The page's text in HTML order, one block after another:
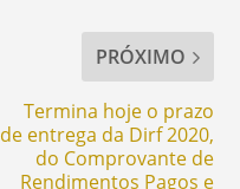
PRÓXIMO
Termina hoje o prazo
de entrega da Dirf 2020,
do Comprovante de
Rendimentos Pagos e